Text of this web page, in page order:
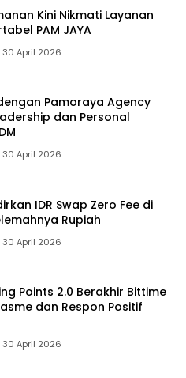
Kini Nikmati Layanan
PAM JAYA
30 April 2026
Pamoraya Agency
dan Personal
30 April 2026
IDR Swap Zero Fee di
Rupiah
30 April 2026
Points 2.0 Berakhir Bittime
dan Respon Positif
30 April 2026